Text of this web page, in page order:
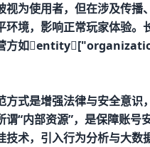
为使用者，但在涉及传播
境，影响正常玩家体验
营方如
方式是增强法律与安全意
“内部资源”，是保障账号
术，引入行为分析与大